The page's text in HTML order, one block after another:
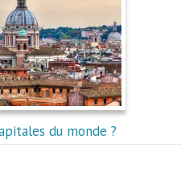
du monde ?